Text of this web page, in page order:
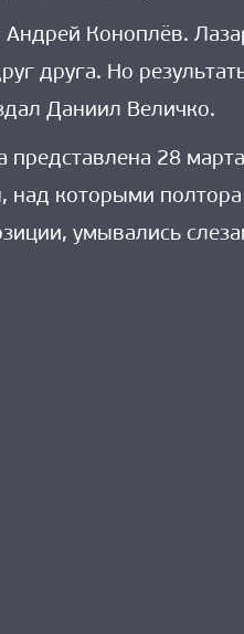
Коноплёв.
друга. Но
Даниил Величко.
28
которыми
умывались